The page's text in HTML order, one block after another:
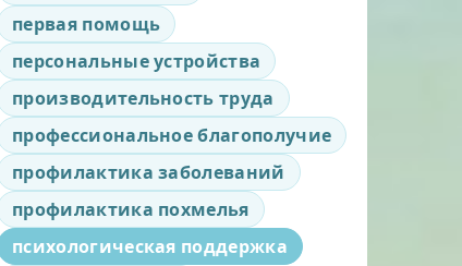
первая помощь
персональные устройства
производительность труда
профессиональное благополучие
профилактика заболеваний
профилактика похмелья
психологическая поддержка